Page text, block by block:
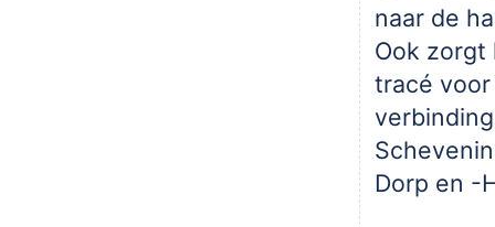
naar de
Ook zorgt
tracé
Dorp en -